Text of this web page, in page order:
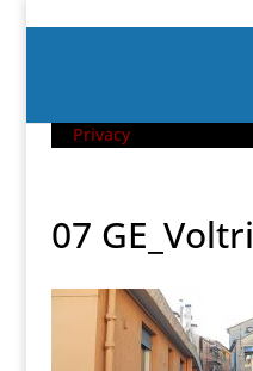
Privacy
07 GE_Voltri